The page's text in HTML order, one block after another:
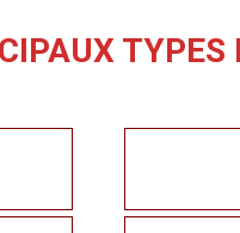
TYPES